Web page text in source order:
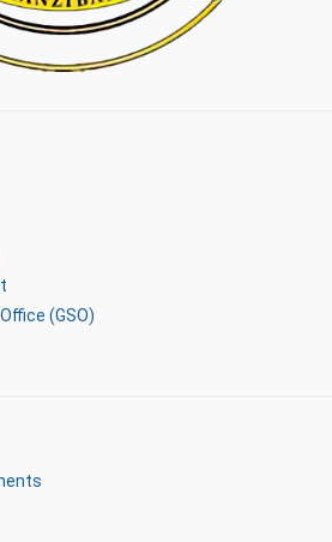
2026, alipokutana na Jaji Mkuu wa
Tanzania, Mhe. Jaji George Masaju,
Suluhu Hassa
Foundation, Mama Mariam
(GSO)